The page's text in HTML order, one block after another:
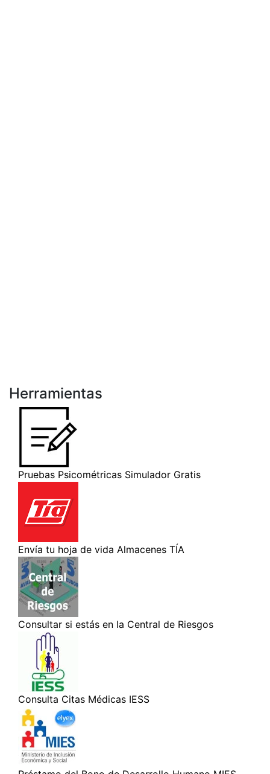
Herramientas